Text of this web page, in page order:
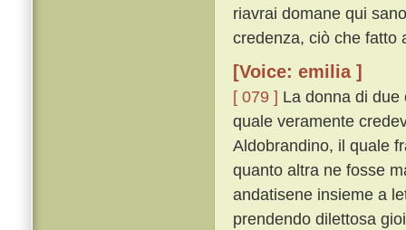
riavrai domane qui
credenza, ciò che fatto
[Voice: emilia ]
[ 079 ] La donna di
quale veramente
Aldobrandino, il quale
quanto altra ne fosse
andatisene insieme a
prendendo dilettosa